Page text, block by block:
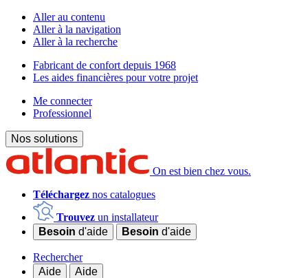
Aller au contenu
Aller à la navigation
Aller à la recherche
Fabricant de confort depuis 1968
Les aides financières pour votre projet
Me connecter
Professionnel
Nos solutions
On est bien chez vous.
Téléchargez nos catalogues
Trouvez un installateur
Besoin d'aide Besoin d'aide
Rechercher
Aide
Aide